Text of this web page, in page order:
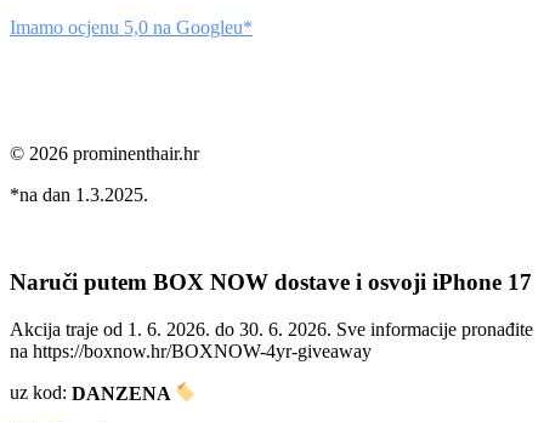
Imamo ocjenu 5,0 na Googleu*
© 2026 prominenthair.hr
*na dan 1.3.2025.
Naruči putem BOX NOW dostave i osvoji iPhone 17
Akcija traje od 1. 6. 2026. do 30. 6. 2026. Sve informacije pronađite
na https://boxnow.hr/BOXNOW-4yr-giveaway
uz kod: DANZENA